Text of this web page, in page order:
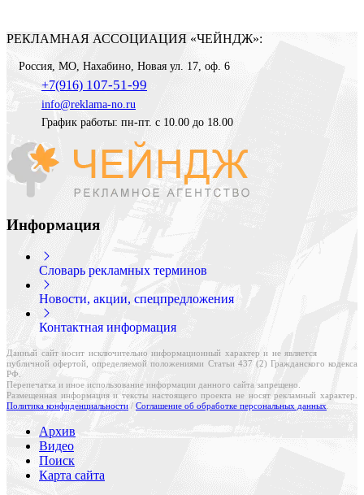
РЕКЛАМНАЯ АССОЦИАЦИЯ «ЧЕЙНДЖ»:
Россия, МО, Нахабино Новая ул. 17, оф. 6
+7(916) 107-51-99
info@reklama-no.ru
График работы: пн-пт. с 10.00 до 18.00
Информация
Словарь рекламных терминов
Новости, акции, спецпредложения
Контактная информация
Данный сайт носит исключительно информационный характер и не является
публичной офертой, определяемой положениями Статьи 437 (2) Гражданского кодекса
РФ.
Перепечатка и иное использование информации данного сайта запрещено.
Размещенная информация и тексты настоящего проекта не носят рекламный характер.
Политика конфиденциальности / Соглашение об обработке персональных данных
Архив
Видео
Поиск
Карта сайта